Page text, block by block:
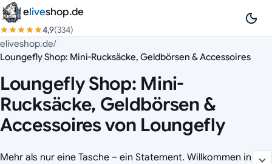
Zum Inhalt springen
eliveshop.de
4,9(334)
eliveshop.de/
Loungefly Shop: Mini-Rucksäcke, Geldbörsen & Accessoires
Loungefly Shop: Mini-
Rucksäcke, Geldbörsen &
Accessoires von Loungefly
Mehr als nur eine Tasche – ein Statement. Willkommen in